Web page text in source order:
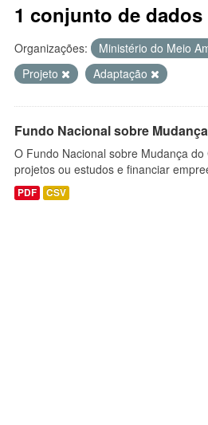
1 conjunto de
Organizações: Ministério do Meio
Projeto
Adaptação
Fundo Nacional sobre
O Fundo Nacional sobre Mudança
projetos ou estudos e financiar
PDF CSV